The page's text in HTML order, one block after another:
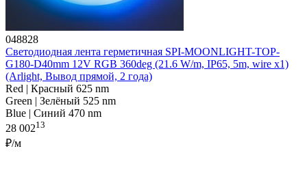
048828
Светодиодная лента герметичная SPI-MOONLIGHT-TOP-
G180-D40mm 12V RGB 360deg (21.6 W/m, IP65, 5m, wire x1)
(Arlight, Вывод прямой, 2 года)
Red | Красный 625 nm
Green | Зелёный 525 nm
Blue | Синий 470 nm
28 00213
₽/м